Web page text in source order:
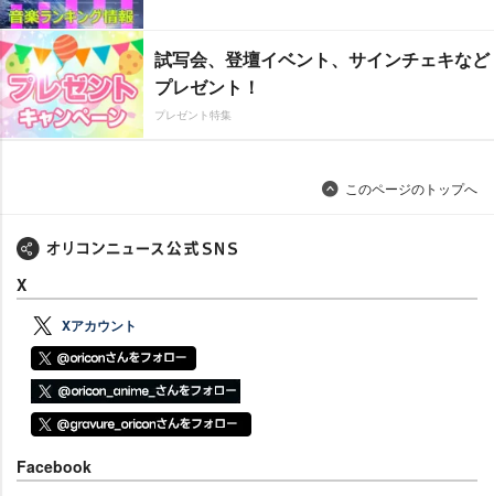
試写会、登壇イベント、サインチェキなど
プレゼント！
プレゼント特集
このページのトップへ
X
Xアカウント
Facebook